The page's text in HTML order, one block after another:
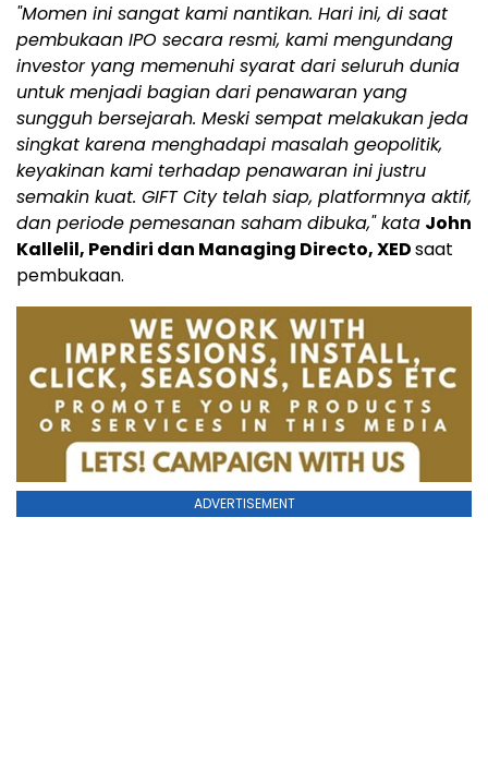
"Momen ini sangat kami nantikan. Hari ini, di saat
pembukaan IPO secara resmi, kami mengundang
investor yang memenuhi syarat dari seluruh dunia
untuk menjadi bagian dari penawaran yang
sungguh bersejarah. Meski sempat melakukan jeda
singkat karena menghadapi masalah geopolitik,
keyakinan kami terhadap penawaran ini justru
semakin kuat. GIFT City telah siap, platformnya aktif,
dan periode pemesanan saham dibuka," kata John
Kallelil, Pendiri dan Managing Directo, XEDsaat
pembukaan.
ADVERTISEMENT